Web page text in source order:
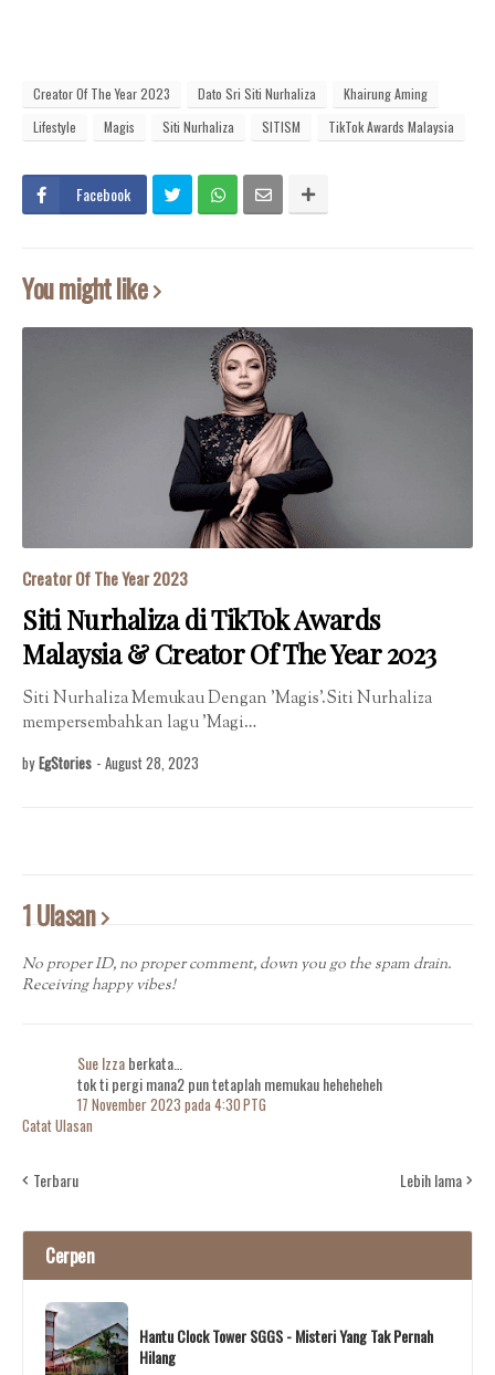
Creator Of The Year 2023 Dato Sri Siti Nurhaliza
Khairung Aming
Lifestyle
Magis Siti Nurhaliza SITISM TikTok Awards Malaysia
Facebook
You might like
Creator Of The Year 2023
Siti Nurhaliza di TikTok Awards
Malaysia & Creator Of The Year 2023
Siti Nurhaliza Memukau Dengan 'Magis'.Siti Nurhaliza
mempersembahkan lagu 'Magi…
by EgStories - August 28, 2023
1 Ulasan
No proper ID, no proper comment, down you go the spam drain.
Receiving happy vibes!
Sue Izzaberkata…
tok ti pergi mana2 pun tetaplah memukau heheheheh
17 November 2023 pada 4:30 PTG
Catat Ulasan
Terbaru Lebih lama
Cerpen
Hantu Clock Tower SGGS - Misteri Yang Tak Pernah
Hilang